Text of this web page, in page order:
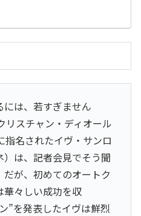
には、若すぎません
リスチャン・ディオール
指名されたイヴ・サンロ
は、記者会見でそう聞
が、初めてのオートク
華々しい成功を収
”を発表したイヴは鮮烈